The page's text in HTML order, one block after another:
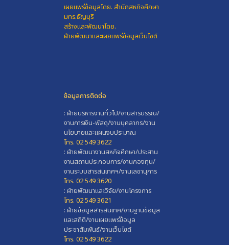
เผยแพร่ข้อมูลโดย. สำนักสหกิจศึกษา
มทร.ธัญบุรี
สร้างและพัฒนาโดย.
ฝ่ายพัฒนาและเผยแพร่ข้อมูลเว็บไซต์
ข้อมูลการติดต่อ
: ฝ่ายบริหารงานทั่วไป/งานสารบรรณ/
งานการเงิน-พัสดุ/งานบุคลากร/งาน
นโยบายและแผนงบประมาณ
โทร. 02 549 3622
: ฝ่ายพัฒนางานสหกิจศึกษา/ประสาน
งานสถานประกอบการ/งานกองทุน/
งานระบบสารสนเทศฯ/งานเลขานุการ
โทร. 02 549 3620
: ฝ่ายพัฒนาและวิจัย/งานโครงการ
โทร. 02 549 3621
: ฝ่ายข้อมูลสารสนเทศ/งานฐานข้อมูล
และสถิติ/งานเผยแพร่ข้อมูล
ประชาสัมพันธ์/งานเว็บไซต์
โทร. 02 549 3622